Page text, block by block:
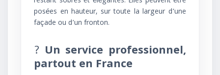
posées en hauteur, sur toute la largeur d’une
façade ou d’un fronton.
? Un service professionnel,
partout en France